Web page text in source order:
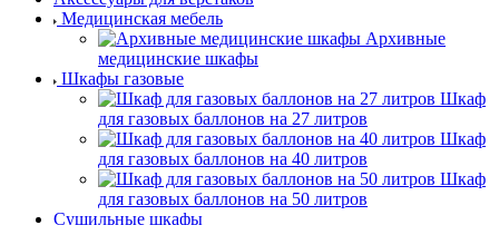
Медицинская мебель
Архивные
медицинские шкафы
Шкафы газовые
Шкаф
для газовых баллонов на 27 литров
Шкаф
для газовых баллонов на 40 литров
Шкаф
для газовых баллонов на 50 литров
Сушильные шкафы